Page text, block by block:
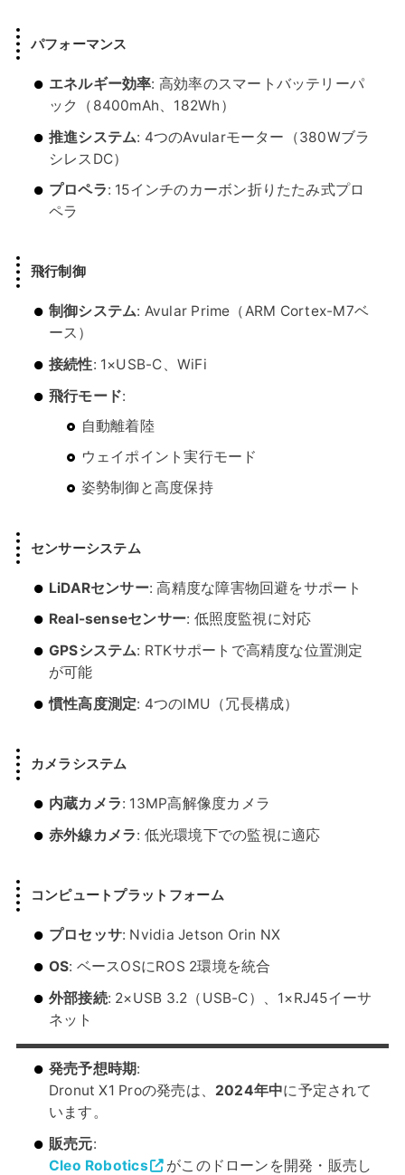
パフォーマンス
エネルギー効率: 高効率のスマートバッテリーパ
ック（8400mAh、182Wh）
推進システム: 4つのAvularモーター（380Wブラ
シレスDC）
プロペラ: 15インチのカーボン折りたたみ式プロ
ペラ
飛行制御
制御システム: Avular Prime（ARM Cortex-M7ベ
ース）
接続性: 1×USB-C、WiFi
飛行モード:
自動離着陸
ウェイポイント実行モード
姿勢制御と高度保持
センサーシステム
LiDARセンサー: 高精度な障害物回避をサポート
Real-senseセンサー: 低照度監視に対応
GPSシステム: RTKサポートで高精度な位置測定
が可能
慣性高度測定: 4つのIMU（冗長構成）
カメラシステム
内蔵カメラ: 13MP高解像度カメラ
赤外線カメラ: 低光環境下での監視に適応
コンピュートプラットフォーム
プロセッサ: Nvidia Jetson Orin NX
OS: ベースOSにROS 2環境を統合
外部接続: 2×USB 3.2（USB-C）、1×RJ45イーサ
ネット
発売予想時期:
Dronut X1 Proの発売は、 2024年中に予定されて
います。
販売元:
Cleo Robotics
がこのドローンを開発・販売し